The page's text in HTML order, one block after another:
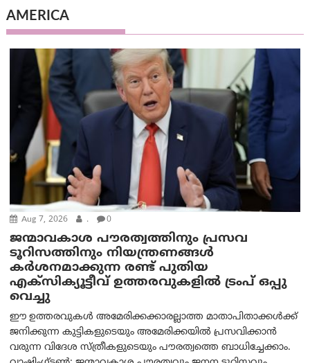
AMERICA
Aug 7, 2026 . 0
ജന്മാവകാശ പൗരത്വത്തിനും പ്രസവ
ടൂറിസത്തിനും നിയന്ത്രണങ്ങൾ
കർശനമാക്കുന്ന രണ്ട് പുതിയ
എക്സിക്യൂട്ടീവ് ഉത്തരവുകളിൽ ട്രംപ് ഒപ്പു
വെച്ചു
ഈ ഉത്തരവുകൾ അമേരിക്കക്കാരല്ലാത്ത മാതാപിതാക്കൾക്ക്
ജനിക്കുന്ന കുട്ടികളുടെയും അമേരിക്കയിൽ പ്രസവിക്കാൻ
വരുന്ന വിദേശ സ്ത്രീകളുടെയും പൗരത്വത്തെ ബാധിച്ചേക്കാം.